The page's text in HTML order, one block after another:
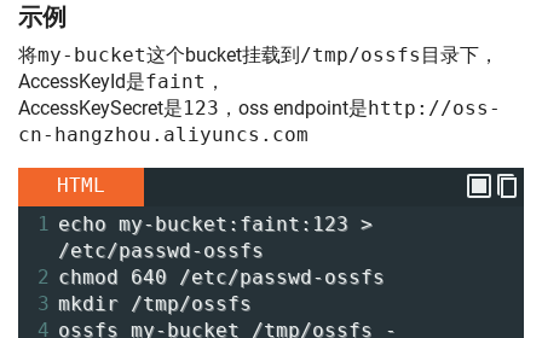
示例
将my-bucket这个bucket挂载到/tmp/ossfs 目录下，
AccessKeyId是faint ，
AccessKeySecret是123 ，oss endpoint是http://oss-
cn-hangzhou.aliyuncs.com
HTML
1 echo my-bucket:faint:123 >
/etc/passwd-ossfs
2 chmod 640 /etc/passwd-ossfs
3 mkdir /tmp/ossfs
4 ossfs my-bucket /tmp/ossfs -